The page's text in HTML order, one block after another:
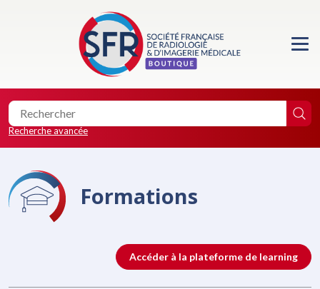
Accueil
Formations
Location de salle
Recherche avancée
Formations
Accéder à la plateforme de learning